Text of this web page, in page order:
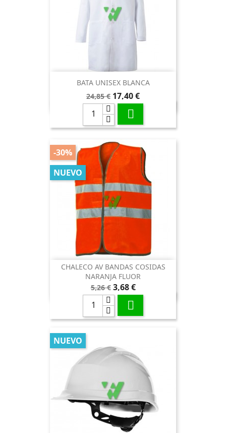
BATA UNISEX BLANCA
Precio
base
24,85 € Precio
17,40 €

CHALECO AV BANDAS COSIDAS
NARANJA FLUOR
Precio
base
5,26 € Precio
3,68 €

-30%
NUEVO
NUEVO